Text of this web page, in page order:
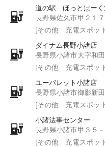
道の駅 ほっとぱーく
長野県佐久市甲２１７
[その他 充電スポッ
ダイナム長野小諸店
長野県小諸市大字和
[その他 充電スポッ
ユーパレット小諸店
長野県小諸市御影新
[その他 充電スポッ
小諸法事センター
長野県小諸市甲３５
[その他 充電スポッ